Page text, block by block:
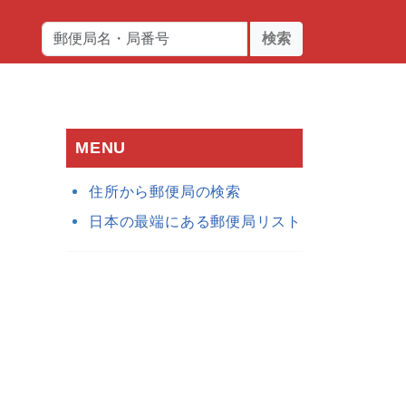
検索
MENU
住所から郵便局の検索
日本の最端にある郵便局リスト